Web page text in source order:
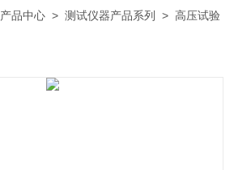
产品中心 >测试仪器产品系列 >高压试验